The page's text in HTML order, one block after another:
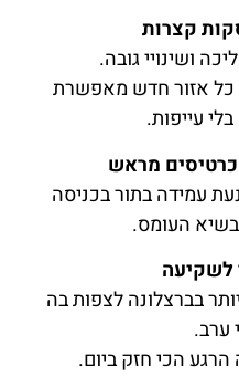
קצרות
ושינויי גובה.
כל אזור חדש מאפשרת
עייפות.
מראש
עמידה בתור בכניסה
בשיא העומס.
לשקיעה
בברצלונה לצפות בה
ערב.
הרגע הכי חזק ביום.